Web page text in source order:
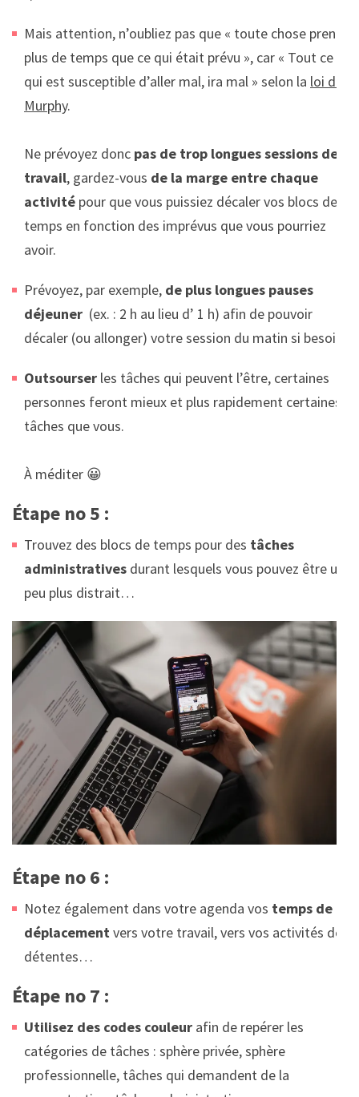
Mais attention, n’oubliez pas que « toute chose prend
plus de temps que ce qui était prévu », car « Tout ce
qui est susceptible d’aller mal, ira mal » selon la loi de
Murphy.
Ne prévoyez donc pas de trop longues sessions de
travail, gardez-vous de la marge entre chaque
activité pour que vous puissiez décaler vos blocs de
temps en fonction des imprévus que vous pourriez
avoir.
Prévoyez, par exemple, de plus longues pauses
déjeuner (ex. : 2 h au lieu d’ 1 h) afin de pouvoir
décaler (ou allonger) votre session du matin si besoin.
Outsourser les tâches qui peuvent l’être, certaines
personnes feront mieux et plus rapidement certaines
tâches que vous.
À méditer 😀
Étape no 5 :
Trouvez des blocs de temps pour des tâches
administratives durant lesquels vous pouvez être un
peu plus distrait…
Étape no 6 :
Notez également dans votre agenda vos temps de
déplacementvers votre travail, vers vos activités de
détentes…
Étape no 7 :
Utilisez des codes couleur afin de repérer les
catégories de tâches : sphère privée, sphère
professionnelle, tâches qui demandent de la